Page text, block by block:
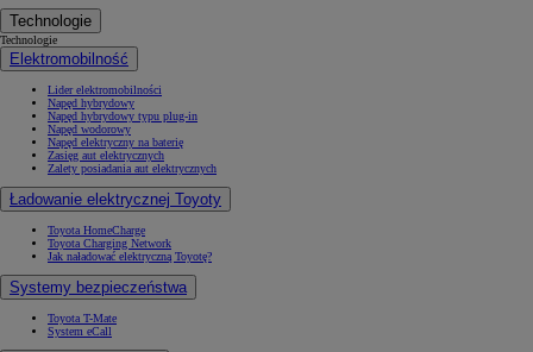
Technologie
Technologie
Elektromobilność
Lider elektromobilności
Napęd hybrydowy
Napęd hybrydowy typu plug-in
Napęd wodorowy
Napęd elektryczny na baterię
Zasięg aut elektrycznych
Zalety posiadania aut elektrycznych
Ładowanie elektrycznej Toyoty
Toyota HomeCharge
Toyota Charging Network
Jak naładować elektryczną Toyotę?
Systemy bezpieczeństwa
Toyota T-Mate
System eCall